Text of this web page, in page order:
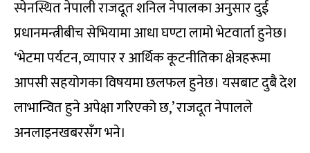
स्पेनस्थित नेपाली राजदूत शनिल नेपालका अनुसार दुई
प्रधानमन्त्रीबीच सेभियामा आधा घण्टा लामो भेटवार्ता हुनेछ।
‘भेटमा पर्यटन, व्यापार र आर्थिक कूटनीतिका क्षेत्रहरूमा
आपसी सहयोगका विषयमा छलफल हुनेछ। यसबाट दुबै देश
लाभान्वित हुने अपेक्षा गरिएको छ,’ राजदूत नेपालले
अनलाइनखबरसँग भने।